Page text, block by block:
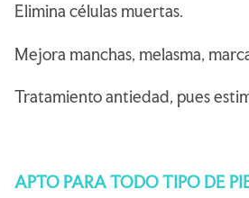
Elimina células muertas.
Mejora manchas, melasma,
Tratamiento antiedad, pues
APTO PARA TODO TIPO DE